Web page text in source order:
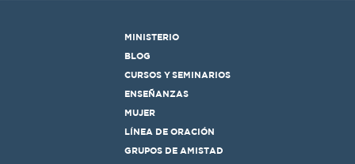
MINISTERIO
BLOG
CURSOS Y SEMINARIOS
ENSEÑANZAS
MUJER
LÍNEA DE ORACIÓN
GRUPOS DE AMISTAD